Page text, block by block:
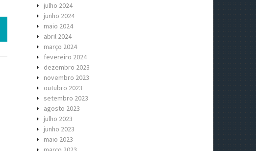
julho 2024
junho 2024
maio 2024
abril 2024
março 2024
fevereiro 2024
dezembro 2023
novembro 2023
outubro 2023
setembro 2023
agosto 2023
julho 2023
junho 2023
maio 2023